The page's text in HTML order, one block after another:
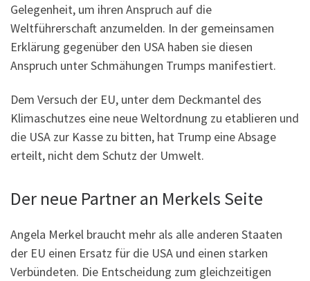
Gelegenheit, um ihren Anspruch auf die
Weltführerschaft anzumelden. In der gemeinsamen
Erklärung gegenüber den USA haben sie diesen
Anspruch unter Schmähungen Trumps manifestiert.
Dem Versuch der EU, unter dem Deckmantel des
Klimaschutzes eine neue Weltordnung zu etablieren und
die USA zur Kasse zu bitten, hat Trump eine Absage
erteilt, nicht dem Schutz der Umwelt.
Der neue Partner an Merkels Seite
Angela Merkel braucht mehr als alle anderen Staaten
der EU einen Ersatz für die USA und einen starken
Verbündeten. Die Entscheidung zum gleichzeitigen